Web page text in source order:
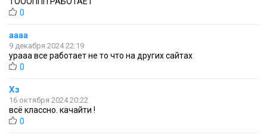
0
аааа
9 декабря 2024 22:19
урааа все работает не то что на других сайтах
0
Хз
16 октября 2024 20:22
всё классно. качайти !
0